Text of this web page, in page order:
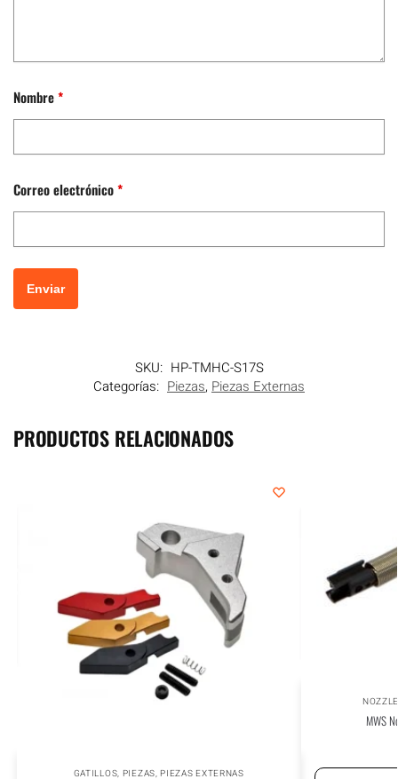
Nombre*
Correo electrónico*
SKU: HP-TMHC-S17S
Categorías: Piezas, Piezas Externas
PRODUCTOS RELACIONADOS
GATILLOS, PIEZAS,PIEZAS EXTERNAS
MWS